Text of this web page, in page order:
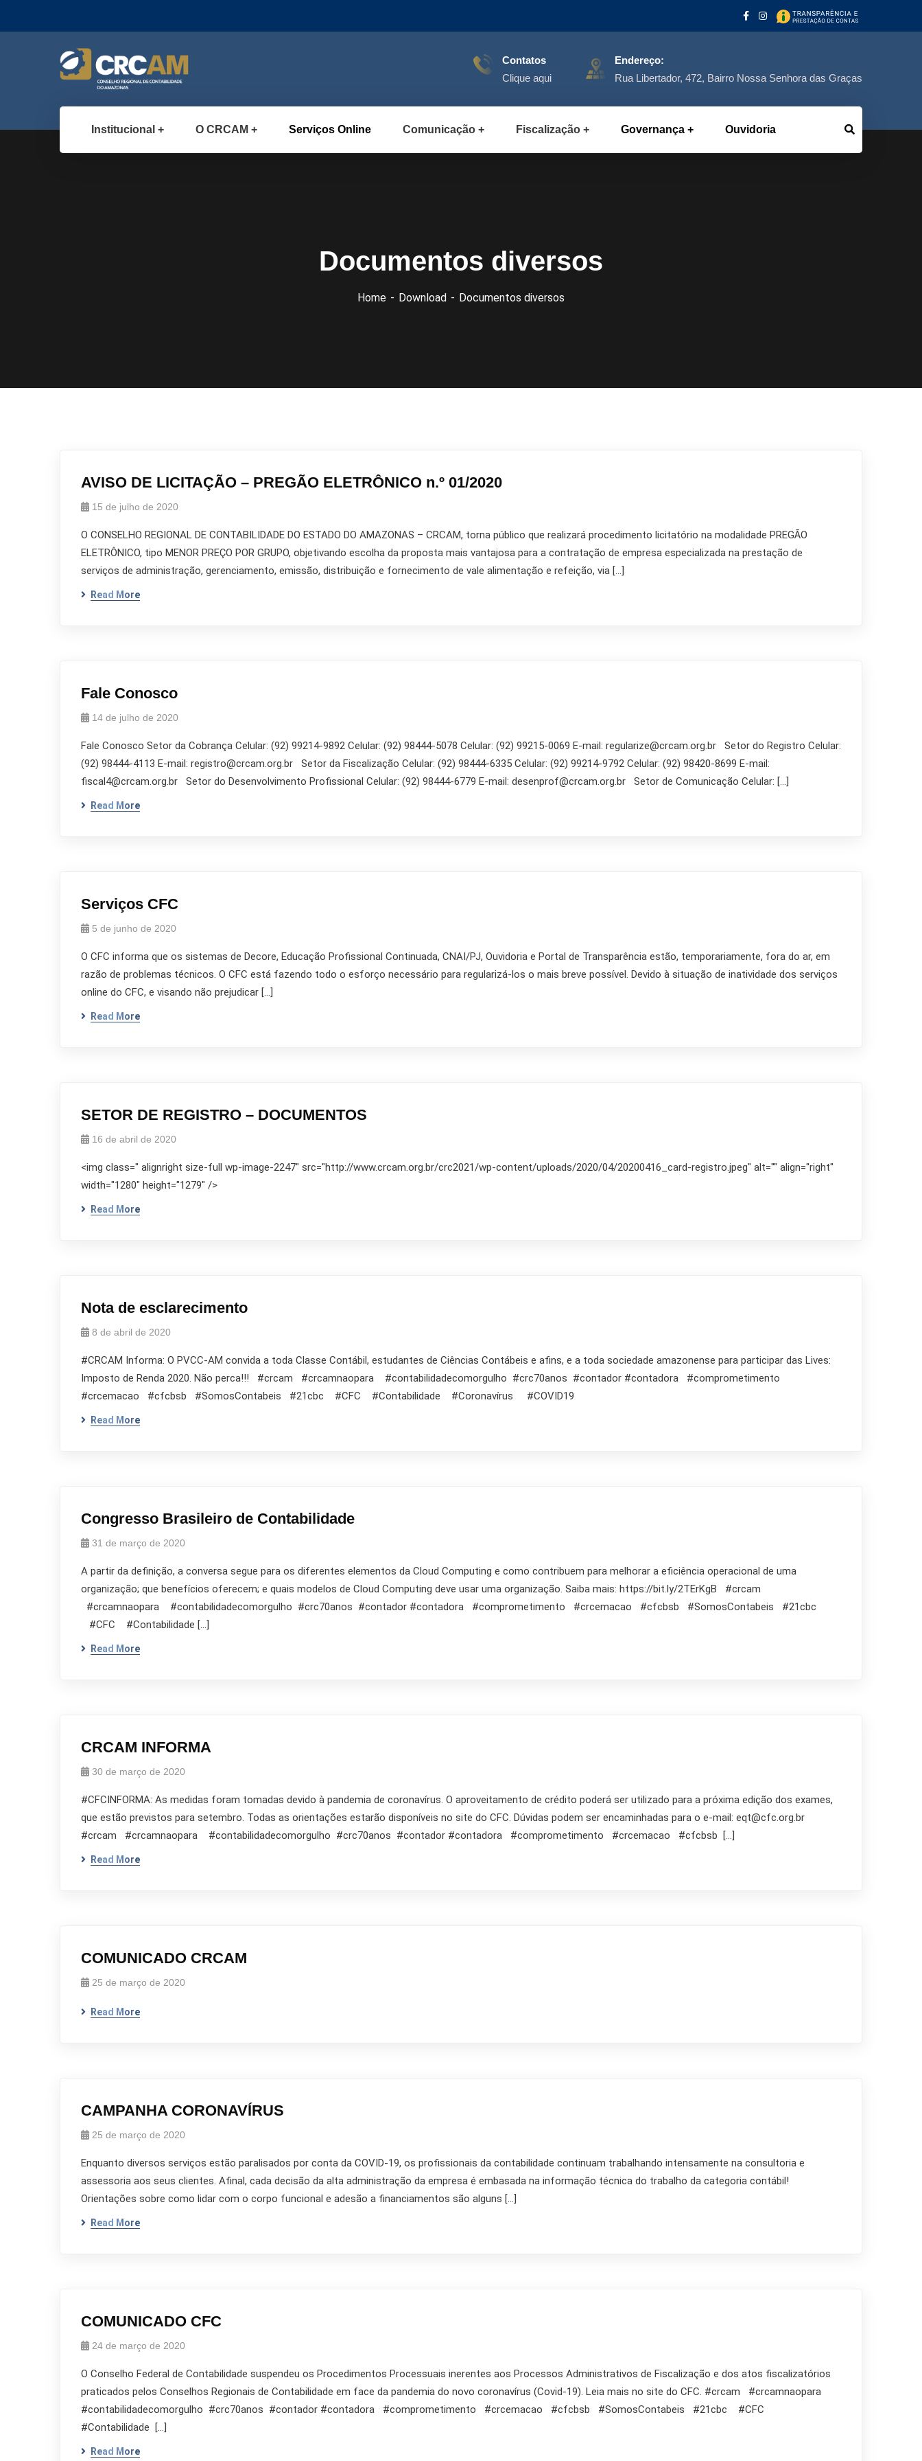
Contatos
Clique aqui
Endereço:
Rua Libertador, 472, Bairro Nossa Senhora das Graças
Institucional O CRCAM Serviços Online Comunicação Fiscalização Governança Ouvidoria
Documentos diversos
Home Download Documentos diversos
AVISO DE LICITAÇÃO – PREGÃO ELETRÔNICO n.º 01/2020
15 de julho de 2020
O CONSELHO REGIONAL DE CONTABILIDADE DO ESTADO DO AMAZONAS – CRCAM, torna público que realizará procedimento licitatório na modalidade PREGÃO
ELETRÔNICO, tipo MENOR PREÇO POR GRUPO, objetivando escolha da proposta mais vantajosa para a contratação de empresa especializada na prestação de
serviços de administração, gerenciamento, emissão, distribuição e fornecimento de vale alimentação e refeição, via […]
Read More
Fale Conosco
14 de julho de 2020
Fale Conosco Setor da Cobrança Celular: (92) 99214-9892 Celular: (92) 98444-5078 Celular: (92) 99215-0069 E-mail: regularize@crcam.org.br Setor do Registro Celular:
(92) 98444-4113 E-mail: registro@crcam.org.br Setor da Fiscalização Celular: (92) 98444-6335 Celular: (92) 99214-9792 Celular: (92) 98420-8699 E-mail:
fiscal4@crcam.org.br Setor do Desenvolvimento Profissional Celular: (92) 98444-6779 E-mail: desenprof@crcam.org.br Setor de Comunicação Celular: […]
Read More
Serviços CFC
5 de junho de 2020
O CFC informa que os sistemas de Decore, Educação Profissional Continuada, CNAI/PJ, Ouvidoria e Portal de Transparência estão, temporariamente, fora do ar, em
razão de problemas técnicos. O CFC está fazendo todo o esforço necessário para regularizá-los o mais breve possível. Devido à situação de inatividade dos serviços
online do CFC, e visando não prejudicar […]
Read More
SETOR DE REGISTRO – DOCUMENTOS
16 de abril de 2020
<img class=" alignright size-full wp-image-2247" src="http://www.crcam.org.br/crc2021/wp-content/uploads/2020/04/20200416_card-registro.jpeg" alt="" align="right"
width="1280" height="1279" />
Read More
Nota de esclarecimento
8 de abril de 2020
#CRCAM Informa: O PVCC-AM convida a toda Classe Contábil, estudantes de Ciências Contábeis e afins, e a toda sociedade amazonense para participar das Lives:
Imposto de Renda 2020. Não perca!!! #crcam #crcamnaopara #contabilidadecomorgulho #crc70anos #contador #contadora #comprometimento
#crcemacao #cfcbsb #SomosContabeis #21cbc #CFC #Contabilidade #Coronavírus #COVID19
Read More
Congresso Brasileiro de Contabilidade
31 de março de 2020
A partir da definição, a conversa segue para os diferentes elementos da Cloud Computing e como contribuem para melhorar a eficiência operacional de uma
organização; que benefícios oferecem; e quais modelos de Cloud Computing deve usar uma organização. Saiba mais: https://bit.ly/2TErKgB #crcam
#crcamnaopara #contabilidadecomorgulho #crc70anos #contador #contadora #comprometimento #crcemacao #cfcbsb #SomosContabeis #21cbc
#CFC #Contabilidade […]
Read More
CRCAM INFORMA
30 de março de 2020
#CFCINFORMA: As medidas foram tomadas devido à pandemia de coronavírus. O aproveitamento de crédito poderá ser utilizado para a próxima edição dos exames,
que estão previstos para setembro. Todas as orientações estarão disponíveis no site do CFC. Dúvidas podem ser encaminhadas para o e-mail: eqt@cfc.org.br
#crcam #crcamnaopara #contabilidadecomorgulho #crc70anos #contador #contadora #comprometimento #crcemacao #cfcbsb […]
Read More
COMUNICADO CRCAM
25 de março de 2020
Read More
CAMPANHA CORONAVÍRUS
25 de março de 2020
Enquanto diversos serviços estão paralisados por conta da COVID-19, os profissionais da contabilidade continuam trabalhando intensamente na consultoria e
assessoria aos seus clientes. Afinal, cada decisão da alta administração da empresa é embasada na informação técnica do trabalho da categoria contábil!
Orientações sobre como lidar com o corpo funcional e adesão a financiamentos são alguns […]
Read More
COMUNICADO CFC
24 de março de 2020
O Conselho Federal de Contabilidade suspendeu os Procedimentos Processuais inerentes aos Processos Administrativos de Fiscalização e dos atos fiscalizatórios
praticados pelos Conselhos Regionais de Contabilidade em face da pandemia do novo coronavírus (Covid-19). Leia mais no site do CFC. #crcam #crcamnaopara
#contabilidadecomorgulho #crc70anos #contador #contadora #comprometimento #crcemacao #cfcbsb #SomosContabeis #21cbc #CFC
#Contabilidade […]
Read More